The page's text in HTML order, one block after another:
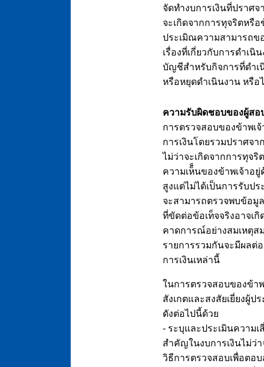
จัดทำงบการเงินที่ปราศ
จะเกิดจากการทุจริตหรื
ประเมิณความสามารถข
เรื่องที่เกี่ยวกับการดำเ
บัญชีสำหรับกิจการที่ดำเ
หรือหยุดดำเนินงาน หรือ
ความรับผิดชอบของผู้สอ
การตรวจสอบของข้าพเ
การเงินโดยรวมปราศจ
ไม่ว่าจะเกิดจากการทุจ
ความเห็็นของข้าพเจ้าอ
สูงแต่ไม่ได้เป็นการรับป
จะสามารถตรวจพบข้อมู
ที่ขัดต่อข้อเท็จจริงอาจเ
คาดการณ์อย่างสมเหตุส
รายการรวมกันจะมีผลต่
การเงินเหล่านี้
ในการตรวจสอบของข้า
สังเกตและสงสัยเยี่ยงผู้
ดังต่อไปนี้ด้วย
- ระบุและประเมินความ
สำคัญในงบการเงินไม่ว่
วิธีการตรวจสอบเพื่อตอ